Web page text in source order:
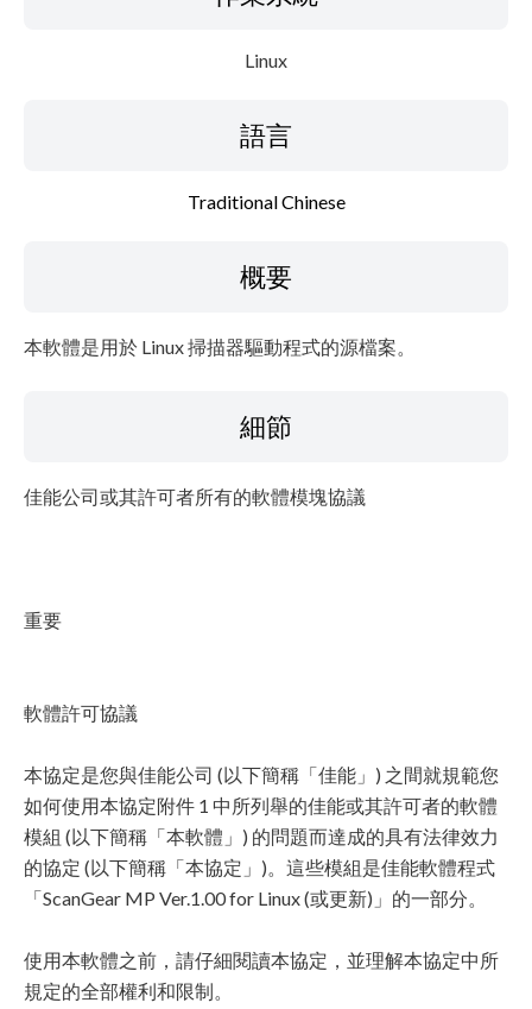
Linux
語言
Traditional Chinese
概要
本軟體是用於 Linux 掃描器驅動程式的源檔案。
細節
佳能公司或其許可者所有的軟體模塊協議
重要
軟體許可協議
本協定是您與佳能公司 (以下簡稱「佳能」) 之間就規範您
如何使用本協定附件 1 中所列舉的佳能或其許可者的軟體
模組 (以下簡稱「本軟體」) 的問題而達成的具有法律效力
的協定 (以下簡稱「本協定」)。這些模組是佳能軟體程式
「ScanGear MP Ver.1.00 for Linux (或更新)」的一部分。
使用本軟體之前，請仔細閱讀本協定，並理解本協定中所
規定的全部權利和限制。